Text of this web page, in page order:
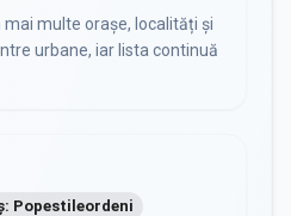
multe orașe, localități și
urbane, iar lista continuă
Popestileordeni